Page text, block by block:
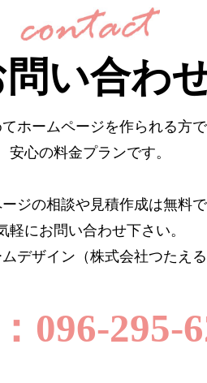
問い合わ
ホームページを作られる方
安心の料金プランです。
ジの相談や見積作成は無料で
軽にお問い合わせ下さい。
デザイン（株式会社つたえる
096-295-